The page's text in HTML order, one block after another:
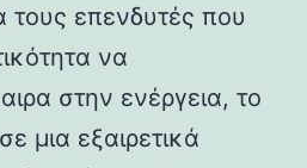
τους επενδυτές που
να
στην ενέργεια, το
μια εξαιρετικά